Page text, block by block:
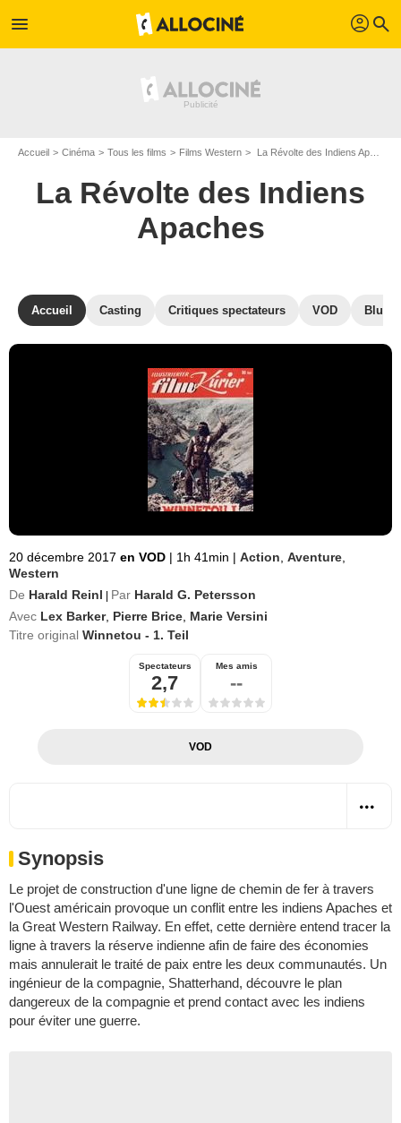
menu profil search
Accueil Cinéma Tous les films Films Western La Révolte des Indiens Apaches de Harald Reinl
La Révolte des Indiens
Apaches
Accueil Casting Critiques spectateurs VOD Blu-
20 décembre 2017 en VOD | 1h 41min | Action Aventure
Western
De Harald Reinl Par Harald G. Petersson
Avec Lex Barker, Pierre Brice Marie Versini
Titre original Winnetou - 1. Teil
Spectateurs
2,7
Mes amis
--
VOD
Synopsis
Le projet de construction d'une ligne de chemin de fer à travers
l'Ouest américain provoque un conflit entre les indiens Apaches et
la Great Western Railway. En effet, cette dernière entend tracer la
ligne à travers la réserve indienne afin de faire des économies
mais annulerait le traité de paix entre les deux communautés. Un
ingénieur de la compagnie, Shatterhand, découvre le plan
dangereux de la compagnie et prend contact avec les indiens
pour éviter une guerre.